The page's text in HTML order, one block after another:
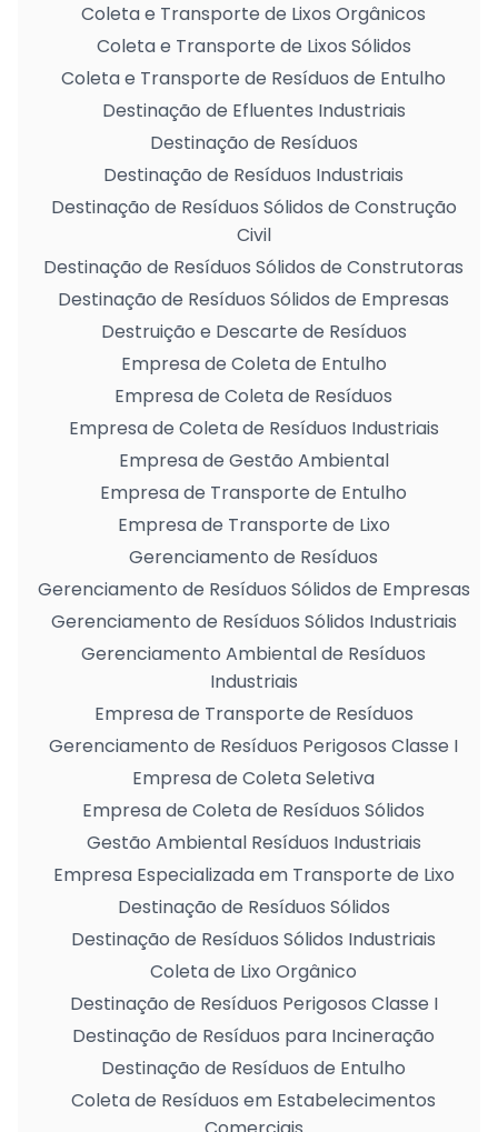
Coleta e Transporte de Lixos Orgânicos
Coleta e Transporte de Lixos Sólidos
Coleta e Transporte de Resíduos de Entulho
Destinação de Efluentes Industriais
Destinação de Resíduos
Destinação de Resíduos Industriais
Destinação de Resíduos Sólidos de Construção
Civil
Destinação de Resíduos Sólidos de Construtoras
Destinação de Resíduos Sólidos de Empresas
Destruição e Descarte de Resíduos
Empresa de Coleta de Entulho
Empresa de Coleta de Resíduos
Empresa de Coleta de Resíduos Industriais
Empresa de Gestão Ambiental
Empresa de Transporte de Entulho
Empresa de Transporte de Lixo
Gerenciamento de Resíduos
Gerenciamento de Resíduos Sólidos de Empresas
Gerenciamento de Resíduos Sólidos Industriais
Gerenciamento Ambiental de Resíduos
Industriais
Empresa de Transporte de Resíduos
Gerenciamento de Resíduos Perigosos Classe I
Empresa de Coleta Seletiva
Empresa de Coleta de Resíduos Sólidos
Gestão Ambiental Resíduos Industriais
Empresa Especializada em Transporte de Lixo
Destinação de Resíduos Sólidos
Destinação de Resíduos Sólidos Industriais
Coleta de Lixo Orgânico
Destinação de Resíduos Perigosos Classe I
Destinação de Resíduos para Incineração
Destinação de Resíduos de Entulho
Coleta de Resíduos em Estabelecimentos